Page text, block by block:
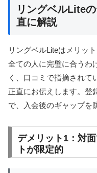
リングベルLite
直に解説
リングベルLiteはメリッ
全ての人に完璧に合うわ
く、口コミで指摘されて
正直にお伝えします。登
で、入会後のギャップを
デメリット1：対
トが限定的